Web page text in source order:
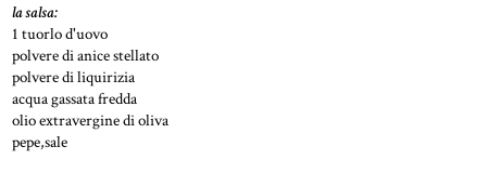
la salsa:
1 tuorlo d'uovo
polvere di anice stellato
polvere di liquirizia
acqua gassata fredda
olio extravergine di oliva
pepe,sale